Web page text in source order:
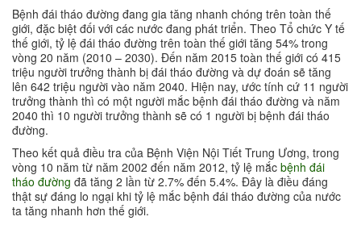
Bệnh đái tháo đường đang gia tăng nhanh chóng trên toàn thế
giới, đặc biệt đối với các nước đang phát triển. Theo Tổ chức Y tế
thế giới, tỷ lệ đái tháo đường trên toàn thế giới tăng 54% trong
vòng 20 năm (2010 – 2030). Đến năm 2015 toàn thế giới có 415
triệu người trưởng thành bị đái tháo đường và dự đoán sẽ tăng
lên 642 triệu người vào năm 2040. Hiện nay, ước tính cứ 11 người
trưởng thành thì có một người mắc bệnh đái tháo đường và năm
2040 thì 10 người trưởng thành sẽ có 1 người bị bệnh đái tháo
đường.
Theo kết quả điều tra của Bệnh Viện Nội Tiết Trung Ương, trong
vòng 10 năm từ năm 2002 đến năm 2012, tỷ lệ mắc bệnh đái
tháo đường đã tăng 2 lần từ 2.7% đến 5.4%. Đây là điều đáng
thật sự đáng lo ngại khi tỷ lệ mắc bệnh đái tháo đường của nước
ta tăng nhanh hơn thế giới.